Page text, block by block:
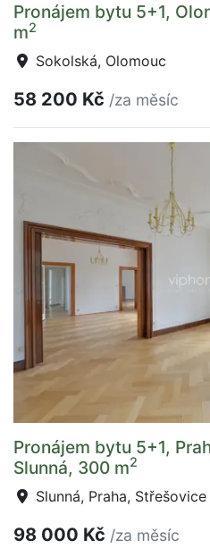
Pronájem bytu 5+1,
m2
Sokolská, Olomouc
58 200 Kč /za měsíc
Pronájem bytu 5+1,
Slunná, 300 m2
Slunná, Praha, Střešovice
98 000 Kč /za měsíc